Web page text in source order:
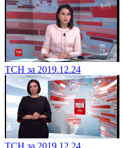
ТСН за 2019.12.24
ТСН за 2019.12.24